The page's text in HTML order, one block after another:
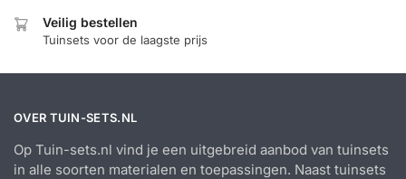
Veilig bestellen
Tuinsets voor de laagste prijs
OVER TUIN-SETS.NL
Op Tuin-sets.nl vind je een uitgebreid aanbod van tuinsets
in alle soorten materialen en toepassingen. Naast tuinsets